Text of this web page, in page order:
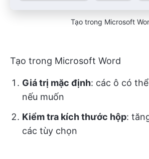
Tạo trong Microsoft
Tạo trong Microsoft Word
Giá trị mặc định: các ô có
nếu muốn
Kiểm tra kích thước hộp:
các tùy chọn